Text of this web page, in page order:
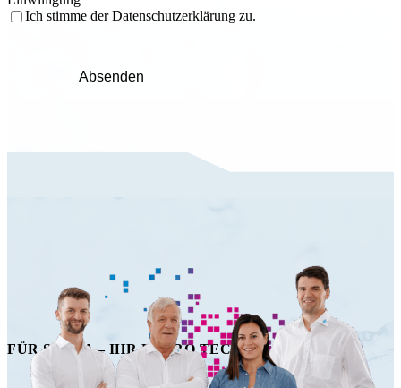
Ich stimme derDatenschutzerklärung zu.
Absenden
FÜR SIE DA – IHR HAPRO TECHNIK TEAM!